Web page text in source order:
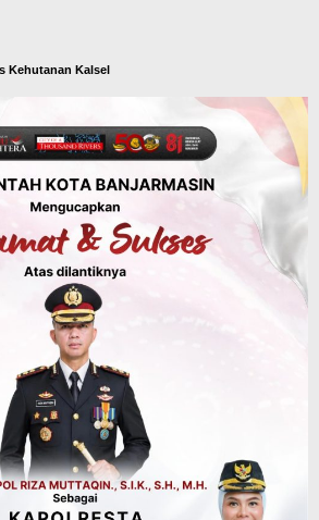
Kehutanan Kalsel
Mandiangin
Antisipasi
DLH Kalsel,
di Kalsel Lakukan
Sungai Rangas
Pascakecelakaan Maut,